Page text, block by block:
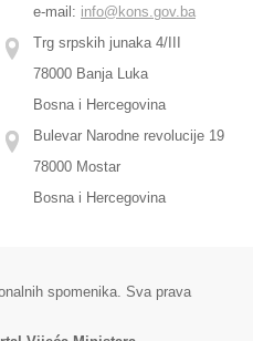
e-mail: info@kons.gov.ba
Trg srpskih junaka 4/III
78000 Banja Luka
Bosna i Hercegovina
Bulevar Narodne revolucije 19
78000 Mostar
Bosna i Hercegovina
spomenika. Sva prava